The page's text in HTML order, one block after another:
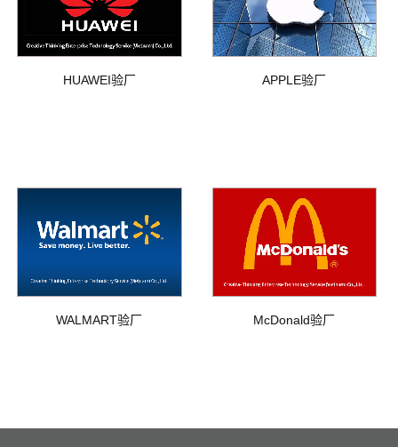
HUAWEI验厂 APPLE验厂
WALMART验厂 McDonald验厂